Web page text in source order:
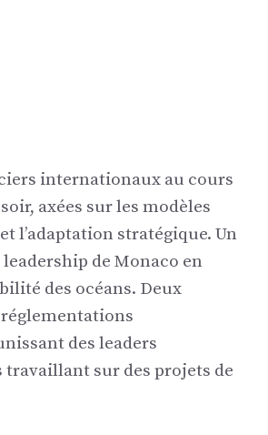
internationaux au cours
axées sur les modèles
l’adaptation stratégique. Un
de Monaco en
des océans. Deux
des leaders
sur des projets de